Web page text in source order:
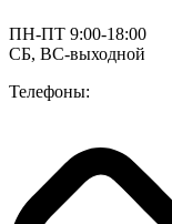
ПН-ПТ 9:00-18:00
СБ, ВС-выходной
Телефоны: